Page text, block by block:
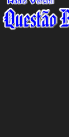
não é um país
em todas as partes
separar o